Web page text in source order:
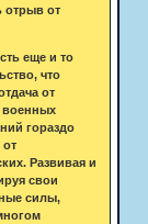
отрыв от
еще и то
что
от
военных
гораздо
Развивая и
свои
силы,